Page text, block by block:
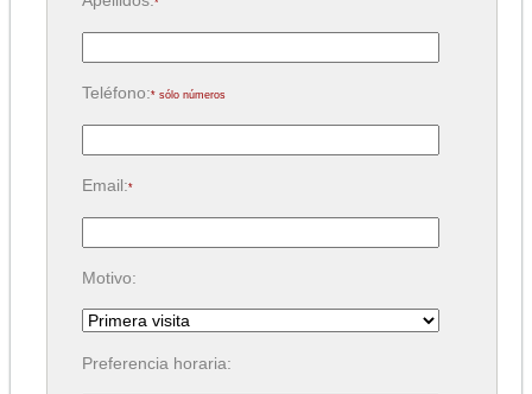
*
Teléfono:* sólo números
Email:*
Motivo:
Preferencia horaria: